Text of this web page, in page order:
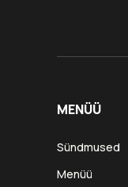
MENÜÜ
Sündmused
Menüü